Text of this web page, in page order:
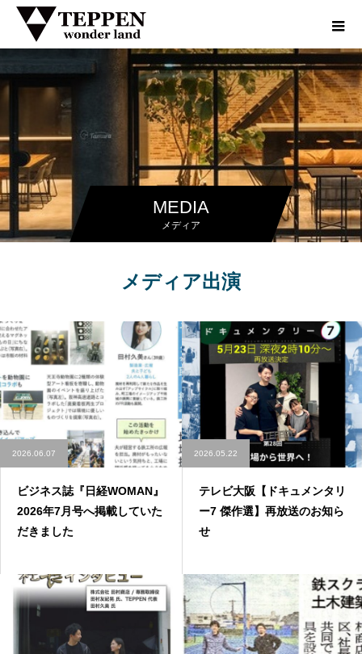
MEDIA
メディア
メディア出演
2026.06.07
ビジネス誌『日経WOMAN』
2026年7月号へ掲載していた
だきました
2026.05.22
テレビ大阪【ドキュメンタリ
ー7 傑作選】再放送のお知ら
せ